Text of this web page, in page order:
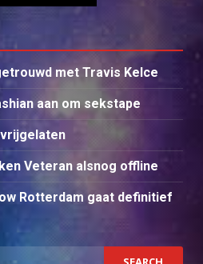
met Travis Kelce
aan om sekstape
vrijgelaten
Veteran alsnog offline
Rotterdam gaat definitief